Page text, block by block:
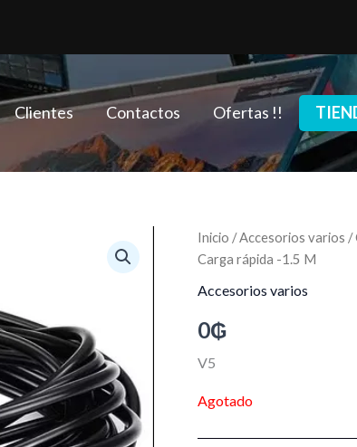
Clientes Contactos Ofertas !!
Inicio /Accesorios varios /
Carga rápida -1.5 M
Accesorios varios
0₲
V5
Agotado